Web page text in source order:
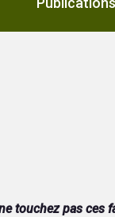
touchez pas ces